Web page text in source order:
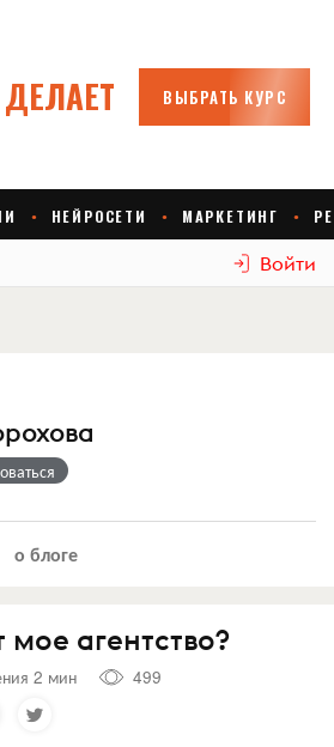
Войти
о блоге
мое агентство?
2 мин
499